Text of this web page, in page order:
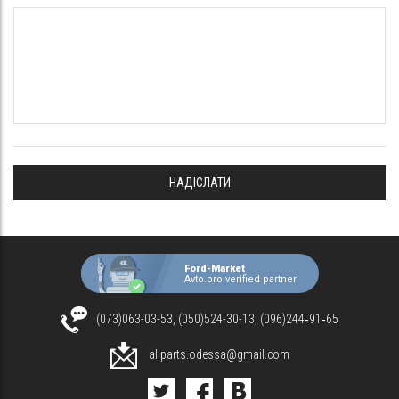
Ford-Market
Avto.pro verified partner
(073)063-03-53, (050)524-30-13, (096)244‑91‑65
allparts.odessa@gmail.com